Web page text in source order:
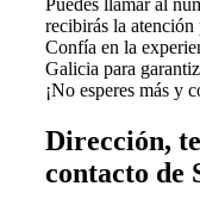
recibirás la atención
Confía en la
Galicia para
¡No esperes más y
Dirección,
contacto de